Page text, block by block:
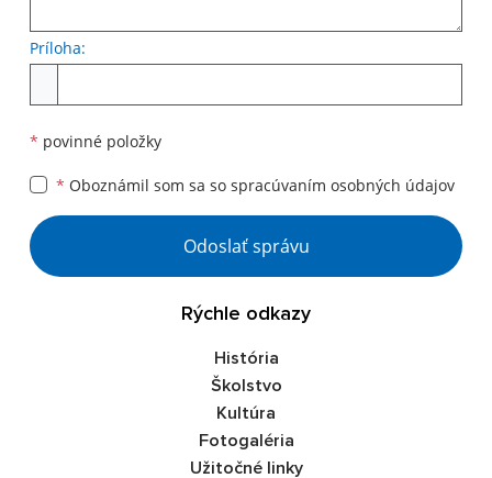
Príloha:
* povinné položky
* Oboznámil som sa so spracúvaním osobných údajov
Odoslať správu
Rýchle odkazy
História
Školstvo
Kultúra
Fotogaléria
Užitočné linky